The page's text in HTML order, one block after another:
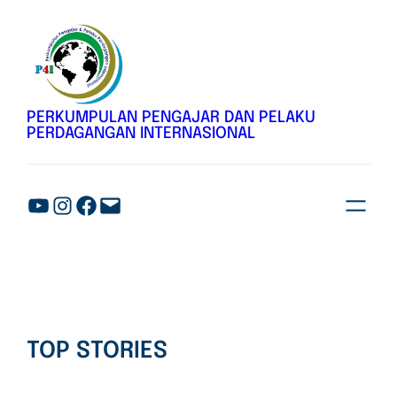
PERKUMPULAN PENGAJAR DAN PELAKU
PERDAGANGAN INTERNASIONAL
TOP STORIES